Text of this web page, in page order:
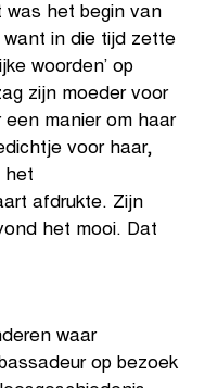
was het begin van
want in die tijd zette
woorden’ op
zijn moeder voor
manier om haar
voor haar,
het
afdrukte. Zijn
het mooi. Dat
waar
op bezoek